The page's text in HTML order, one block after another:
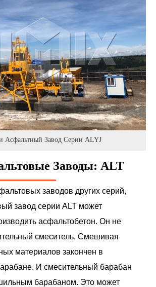
Асфальтный Завод Серии ALYJ
Заводы: ALT
заводов других серий,
завод серии ALT может
асфальтобетон. Он не
смеситель. Смешивая
материалов закончен в
И смесительный барабан
барабаном. Это может